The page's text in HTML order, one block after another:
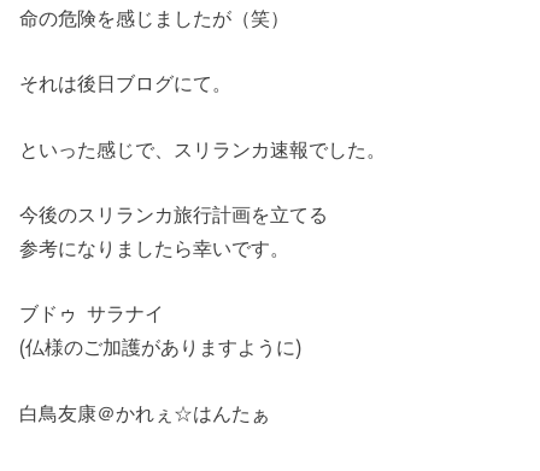
命の危険を感じましたが（笑）
それは後日ブログにて。
といった感じで、スリランカ速報でした。
今後のスリランカ旅行計画を立てる
参考になりましたら幸いです。
ブドゥ サラナイ
(仏様のご加護がありますように)
白鳥友康＠かれぇ☆はんたぁ